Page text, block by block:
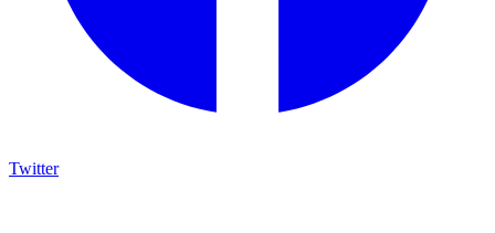
Twitter